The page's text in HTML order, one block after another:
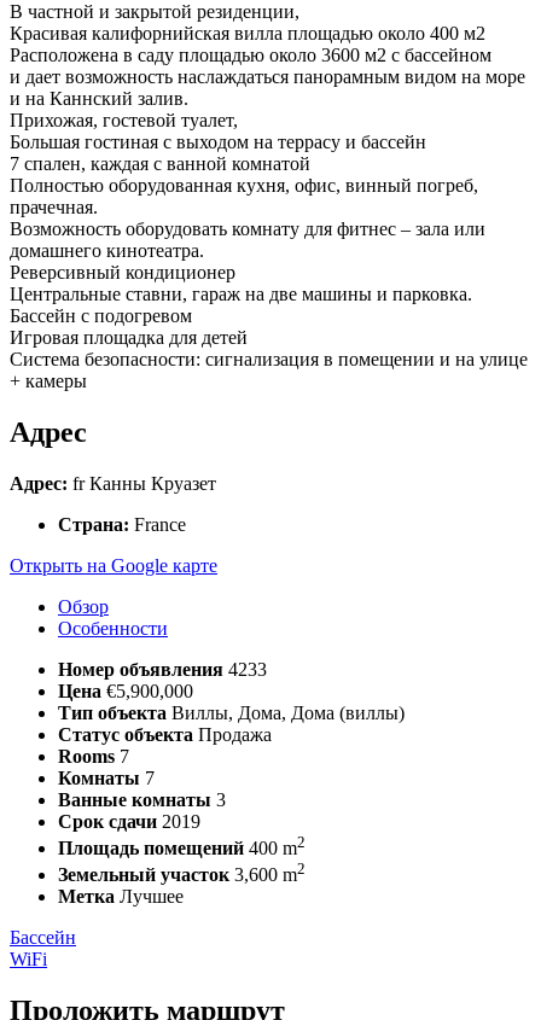
В частной и закрытой резиденции,
Красивая калифорнийская вилла площадью около 400 м2
Расположена в саду площадью около 3600 м2 с бассейном
и дает возможность наслаждаться панорамным видом на море
и на Каннский залив.
Прихожая, гостевой туалет,
Большая гостиная с выходом на террасу и бассейн
7 спален, каждая с ванной комнатой
Полностью оборудованная кухня, офис, винный погреб,
прачечная.
Возможность оборудовать комнату для фитнес – зала или
домашнего кинотеатра.
Реверсивный кондиционер
Центральные ставни, гараж на две машины и парковка.
Бассейн с подогревом
Игровая площадка для детей
Система безопасности: сигнализация в помещении и на улице
+ камеры
Адрес
Адрес: fr Канны Круазет
Страна: France
Открыть на Google карте
Обзор
Особенности
Номер объявления 4233
Цена €5,900,000
Тип объекта Виллы, Дома, Дома (виллы)
Статус объекта Продажа
Rooms 7
Комнаты 7
Ванные комнаты 3
Срок сдачи 2019
Площадь помещений 400 m2
Земельный участок 3,600 m2
Метка Лучшее
Бассейн
WiFi
Проложить маршрут